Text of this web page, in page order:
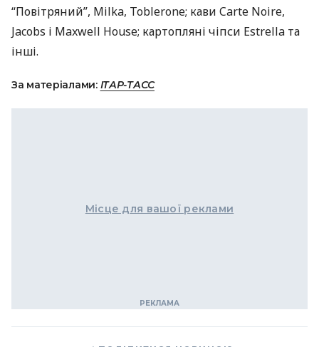
“Повітряний”, Milka, Toblerone; кави Carte Noire,
Jacobs і Maxwell House; картопляні чіпси Estrella та
інші.
За матеріалами: ІТАР-ТАСС
Місце для вашої реклами